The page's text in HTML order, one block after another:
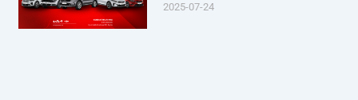
2025-07-24